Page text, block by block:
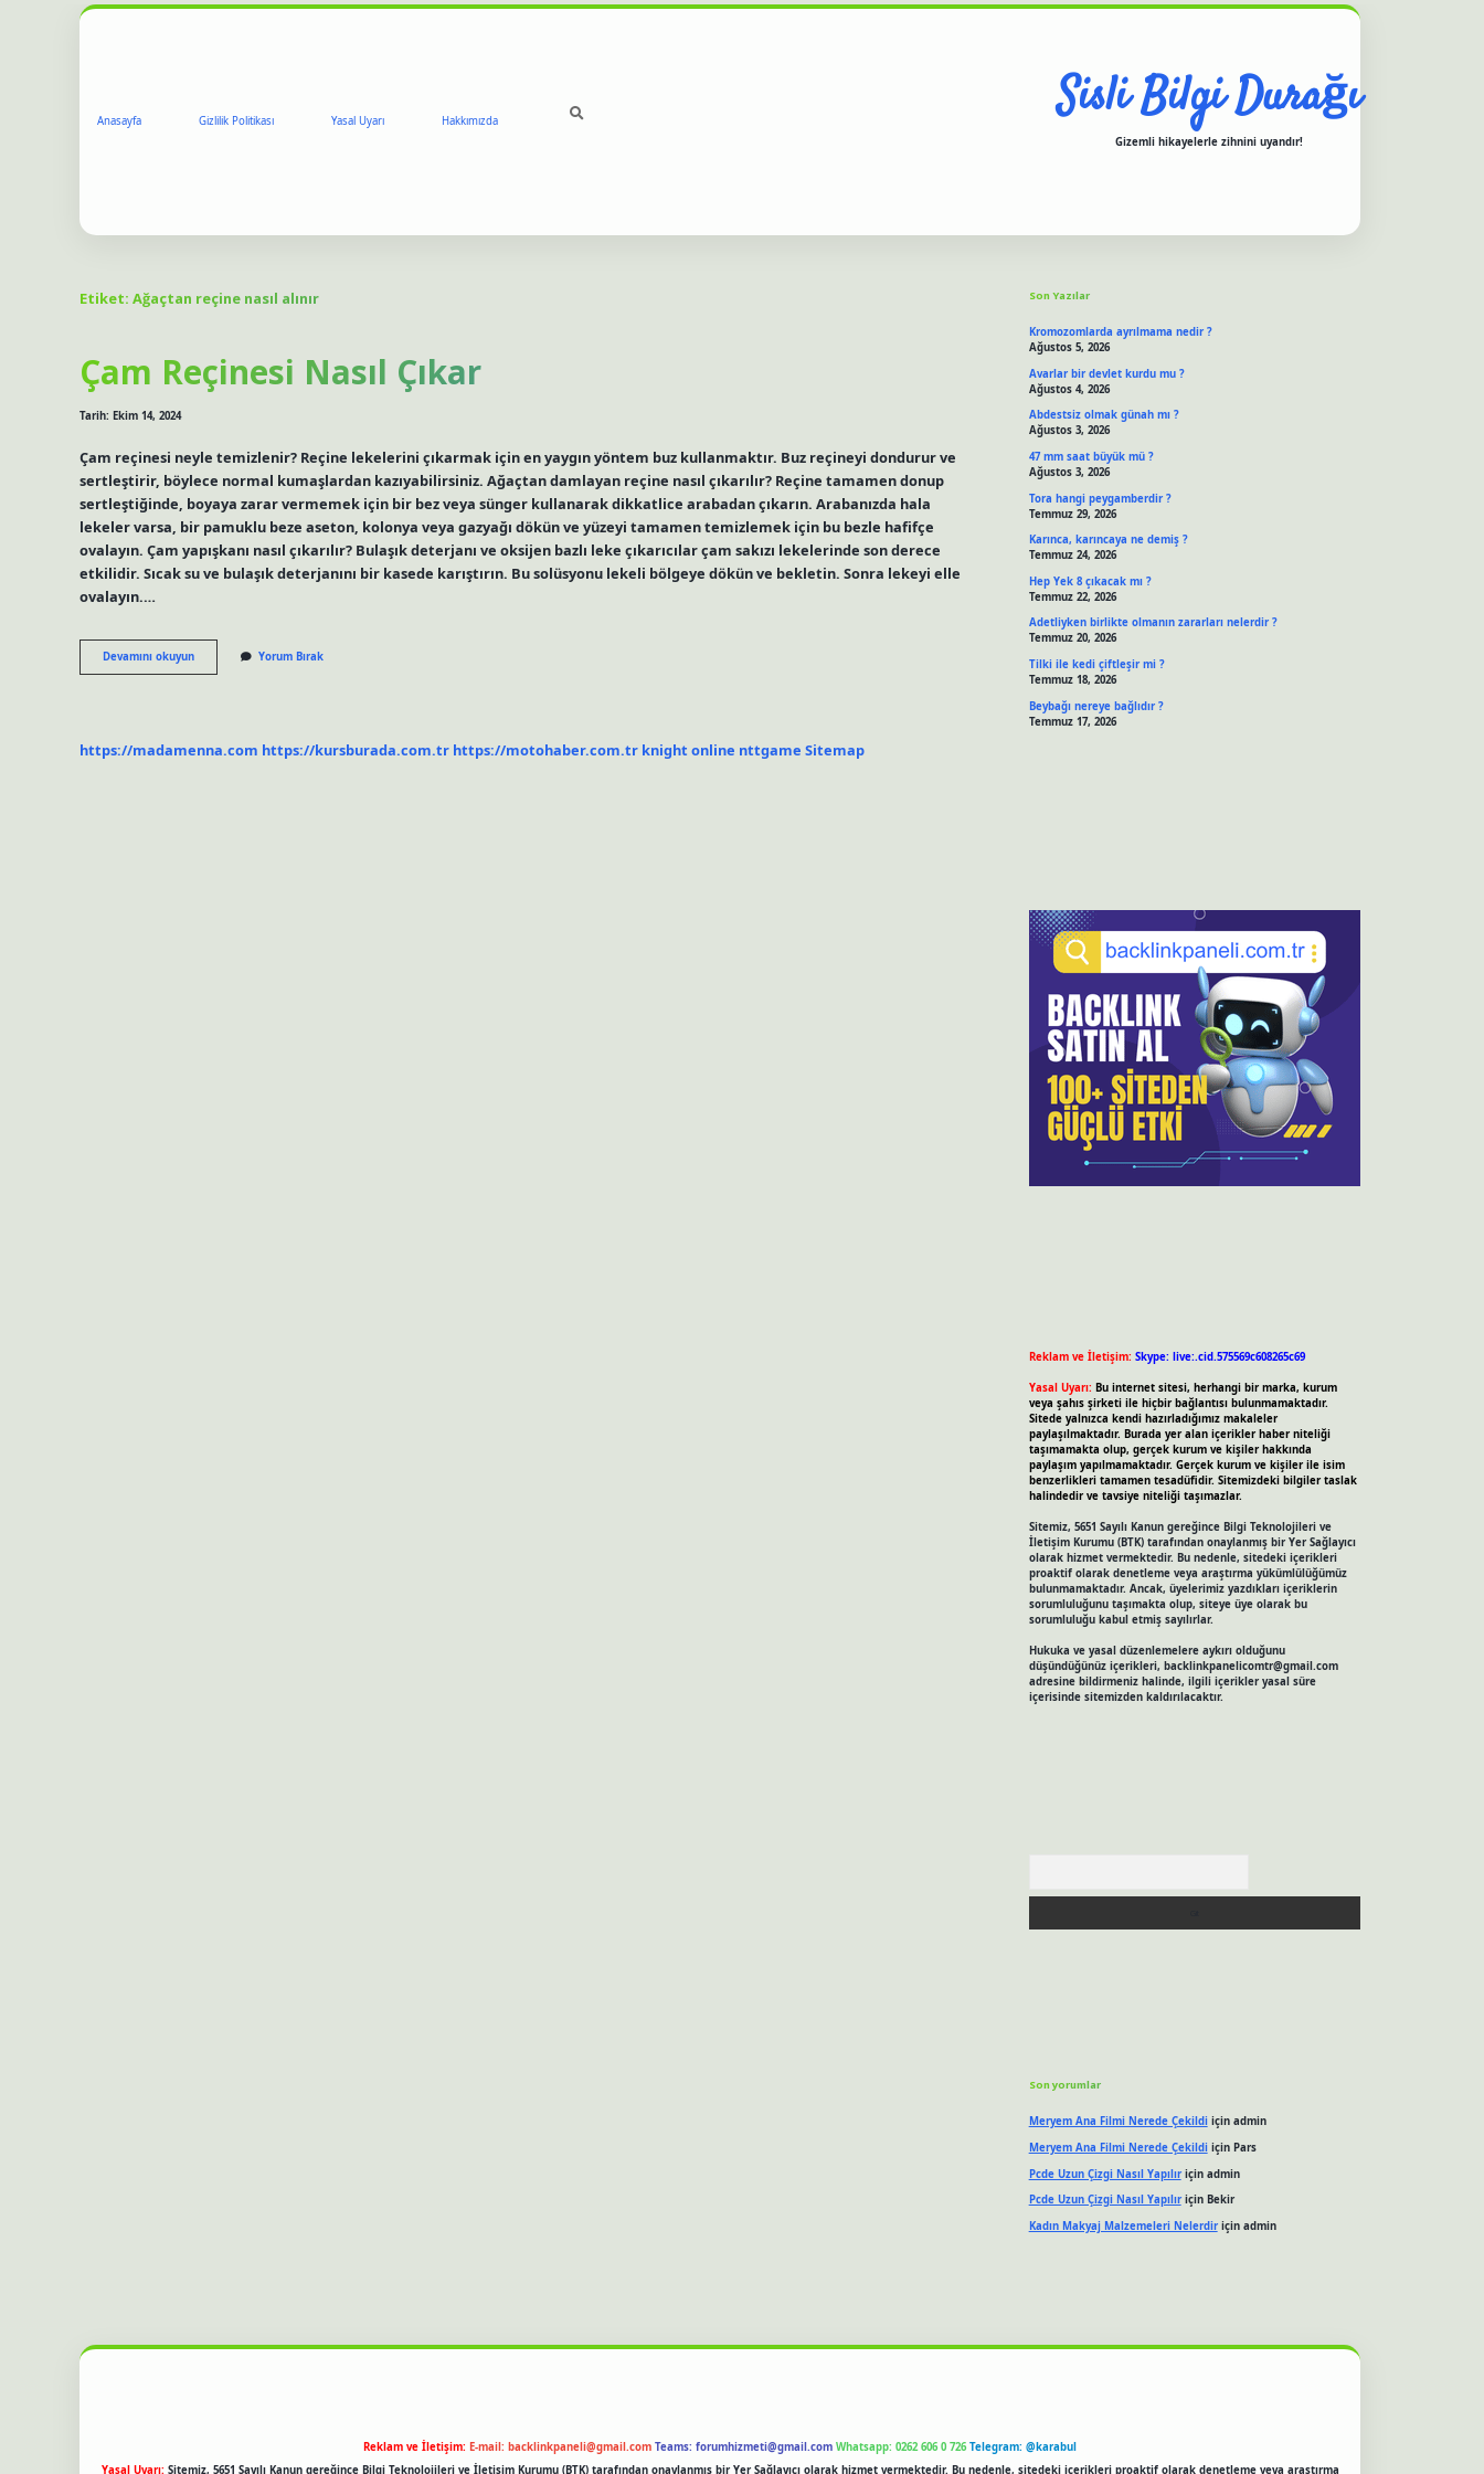
Anasayfa Gizlilik Politikası Yasal Uyarı Hakkımızda Sisli Bilgi Durağı
Gizemli hikayelerle zihnini uyandır!
Etiket: Ağaçtan reçine nasıl alınır
Çam Reçinesi Nasıl Çıkar
Tarih: Ekim 14, 2024
Çam reçinesi neyle temizlenir? Reçine lekelerini çıkarmak için en yaygın yöntem buz kullanmaktır. Buz reçineyi dondurur ve
sertleştirir, böylece normal kumaşlardan kazıyabilirsiniz. Ağaçtan damlayan reçine nasıl çıkarılır? Reçine tamamen donup
sertleştiğinde, boyaya zarar vermemek için bir bez veya sünger kullanarak dikkatlice arabadan çıkarın. Arabanızda hala
lekeler varsa, bir pamuklu beze aseton, kolonya veya gazyağı dökün ve yüzeyi tamamen temizlemek için bu bezle hafifçe
ovalayın. Çam yapışkanı nasıl çıkarılır? Bulaşık deterjanı ve oksijen bazlı leke çıkarıcılar çam sakızı lekelerinde son derece
etkilidir. Sıcak su ve bulaşık deterjanını bir kasede karıştırın. Bu solüsyonu lekeli bölgeye dökün ve bekletin. Sonra lekeyi elle
ovalayın.…
Devamını okuyunÇam
Reçinesi
Yorum Bırak
https://madamenna.com https://kursburada.com.tr https://motohaber.com.tr knight online nttgame Sitemap
Son Yazılar
Kromozomlarda ayrılmama nedir ?
Ağustos 5, 2026
Avarlar bir devlet kurdu mu ?
Ağustos 4, 2026
Abdestsiz olmak günah mı ?
Ağustos 3, 2026
47 mm saat büyük mü ?
Ağustos 3, 2026
Tora hangi peygamberdir ?
Temmuz 29, 2026
Karınca, karıncaya ne demiş ?
Temmuz 24, 2026
Hep Yek 8 çıkacak mı ?
Temmuz 22, 2026
Adetliyken birlikte olmanın zararları nelerdir ?
Temmuz 20, 2026
Tilki ile kedi çiftleşir mi ?
Temmuz 18, 2026
Beybağı nereye bağlıdır ?
Temmuz 17, 2026
Reklam ve İletişim: Skype: live:.cid.575569c608265c69
Yasal Uyarı: Bu internet sitesi, herhangi bir marka, kurum
veya şahıs şirketi ile hiçbir bağlantısı bulunmamaktadır.
Sitede yalnızca kendi hazırladığımız makaleler
paylaşılmaktadır. Burada yer alan içerikler haber niteliği
taşımamakta olup, gerçek kurum ve kişiler hakkında
paylaşım yapılmamaktadır. Gerçek kurum ve kişiler ile isim
benzerlikleri tamamen tesadüfidir. Sitemizdeki bilgiler taslak
halindedir ve tavsiye niteliği taşımazlar.
Sitemiz, 5651 Sayılı Kanun gereğince Bilgi Teknolojileri ve
İletişim Kurumu (BTK) tarafından onaylanmış bir Yer Sağlayıcı
olarak hizmet vermektedir. Bu nedenle, sitedeki içerikleri
proaktif olarak denetleme veya araştırma yükümlülüğümüz
bulunmamaktadır. Ancak, üyelerimiz yazdıkları içeriklerin
sorumluluğunu taşımakta olup, siteye üye olarak bu
sorumluluğu kabul etmiş sayılırlar.
Hukuka ve yasal düzenlemelere aykırı olduğunu
düşündüğünüz içerikleri, backlinkpanelicomtr@gmail.com
adresine bildirmeniz halinde, ilgili içerikler yasal süre
içerisinde sitemizden kaldırılacaktır.
Son yorumlar
Meryem Ana Filmi Nerede Çekildiiçin admin
Meryem Ana Filmi Nerede Çekildiiçin Pars
Pcde Uzun Çizgi Nasıl Yapılıriçin admin
Pcde Uzun Çizgi Nasıl Yapılıriçin Bekir
Kadın Makyaj Malzemeleri Nelerdiriçin admin
Reklam ve İletişim: E-mail: backlinkpaneli@gmail.com Teams: forumhizmeti@gmail.com Whatsapp: 0262 606 0 726 Telegram: @karabul
Yasal Uyarı: Sitemiz, 5651 Sayılı Kanun gereğince Bilgi Teknolojileri ve İletişim Kurumu (BTK) tarafından onaylanmış bir Yer Sağlayıcı olarak hizmet vermektedir. Bu nedenle, sitedeki içerikleri proaktif olarak denetleme veya araştırma